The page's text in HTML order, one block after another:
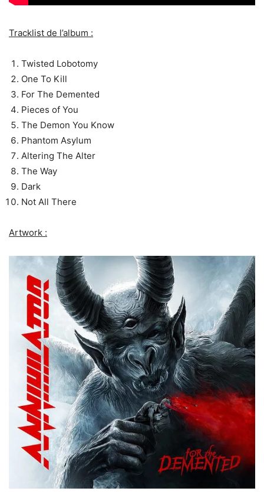
Tracklist de l’album :
Twisted Lobotomy
One To Kill
For The Demented
Pieces of You
The Demon You Know
Phantom Asylum
Altering The Alter
The Way
Dark
Not All There
Artwork :